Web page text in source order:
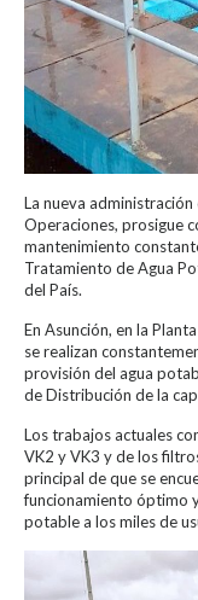
La nueva administración
Operaciones, prosigue
mantenimiento
Tratamiento de Agua
del País.
En Asunción, en la
se realizan
provisión del agua
de Distribución de la
Los trabajos actuales
VK2 y VK3 y de los
principal de que se
funcionamiento óptimo
potable a los miles de